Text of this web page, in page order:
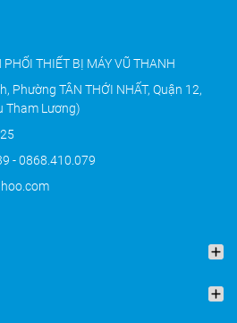
THIẾT BỊ MÁY VŨ THANH
Phường TÂN THỚI NHẤT, Quận 12,
Tham Lương)
-0868.410.079